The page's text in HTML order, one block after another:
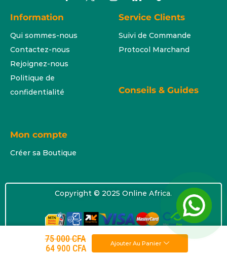
75 000CFA
64 900 CFA Ajouter Au Panier
Information
Qui sommes-nous
Contactez-nous
Rejoignez-nous
Politique de
confidentialité
Service Clients
Suivi de Commande
Protocol Marchand
Conseils & Guides
Mon compte
Créer sa Boutique
Copyright © 2025 Online Africa.